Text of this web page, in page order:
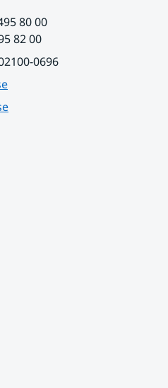
80 00
82 00
0696